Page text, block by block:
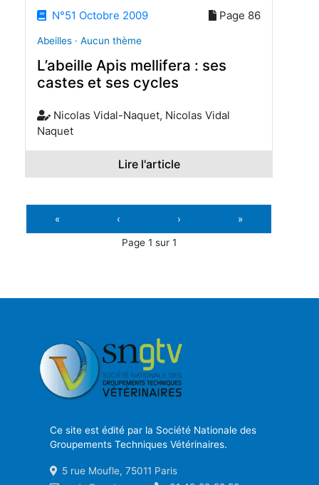
N°51 Octobre 2009 Page 86
Abeilles · Aucun thème
L’abeille Apis mellifera : ses
castes et ses cycles
Nicolas Vidal-Naquet, Nicolas Vidal
Naquet
Lire l'article
« ‹ › »
Page 1 sur 1
Ce site est édité par la Société Nationale des
Groupements Techniques Vétérinaires.
5 rue Moufle, 75011 Paris